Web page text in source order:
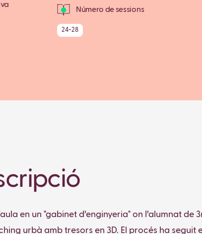
Número de sessions
24-28
en un "gabinet d’enginyeria" on l’alumnat
urbà amb tresors en 3D. El procés ha